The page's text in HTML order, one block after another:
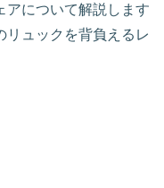
アについて解説します
リュックを背負えるレ